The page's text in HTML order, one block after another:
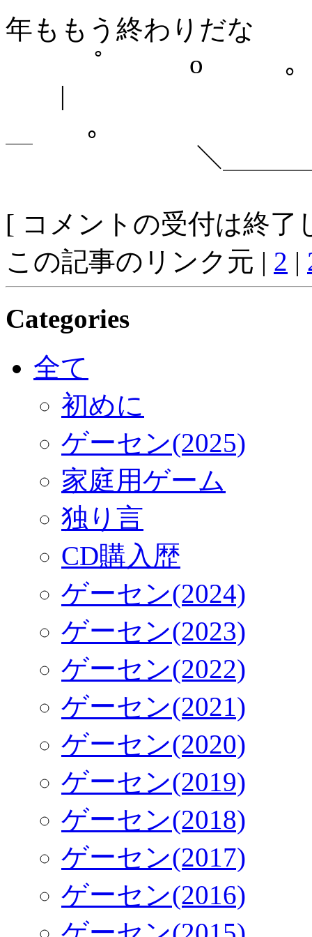
年ももう終わりだな
ﾟ o ｡ .
|
｡
￣ ＼＿＿＿＿＿
[ コメントの受付は終了
この記事のリンク元 | 2 |
Categories
全て
初めに
ゲーセン(2025)
家庭用ゲーム
独り言
CD購入歴
ゲーセン(2024)
ゲーセン(2023)
ゲーセン(2022)
ゲーセン(2021)
ゲーセン(2020)
ゲーセン(2019)
ゲーセン(2018)
ゲーセン(2017)
ゲーセン(2016)